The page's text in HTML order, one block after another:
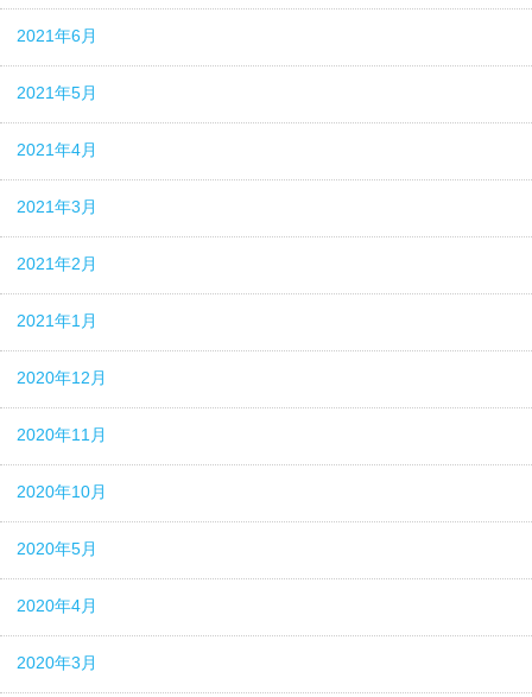
2021年6月
2021年5月
2021年4月
2021年3月
2021年2月
2021年1月
2020年12月
2020年11月
2020年10月
2020年5月
2020年4月
2020年3月